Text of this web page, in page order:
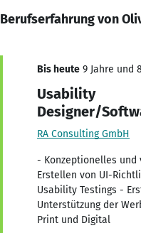
Berufserfahrung von
Bis heute 9 Jahre und
Usability
Designer/
RA Consulting GmbH
- Konzeptionelles und
Erstellen von UI-
Usability Testings -
Unterstützung der
Print und Digital